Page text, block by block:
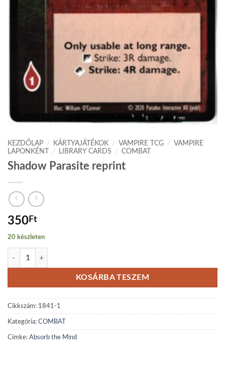
KEZDŐLAP / KÁRTYAJÁTÉKOK / VAMPIRE TCG / VAMPIRE
LAPONKÉNT
/ LIBRARY CARDS / COMBAT
Shadow Parasite reprint
350Ft
20 készleten
Shadow Parasite reprint mennyiség
KOSÁRBA TESZEM
Cikkszám: 1841-1
Kategória: COMBAT
Címke: Absorb the Mind